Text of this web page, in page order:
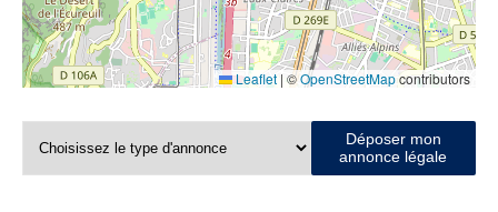
Leaflet | ©OpenStreetMapcontributors
Déposer mon
annonce légale